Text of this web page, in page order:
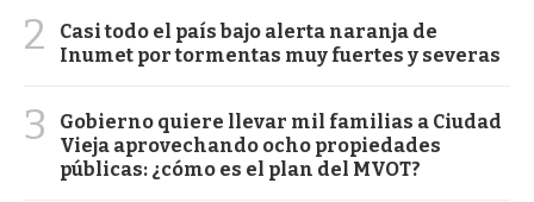
2
Casi todo el país bajo alerta naranja de
Inumet por tormentas muy fuertes y severas
3
Gobierno quiere llevar mil familias a Ciudad
Vieja aprovechando ocho propiedades
públicas: ¿cómo es el plan del MVOT?